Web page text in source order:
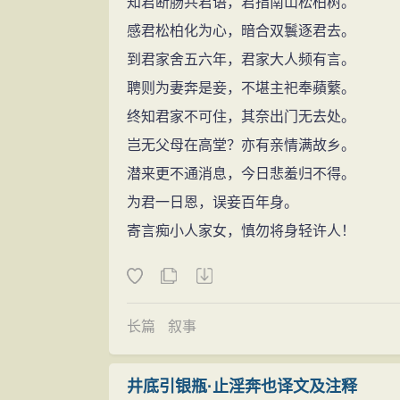
感君松柏化为心，暗合双鬟逐君去。
到君家舍五六年，君家大人频有言。
聘则为妻奔是妾，不堪主祀奉蘋蘩。
终知君家不可住，其奈出门无去处。
岂无父母在高堂？亦有亲情满故乡。
潜来更不通消息，今日悲羞归不得。
为君一日恩，误妾百年身。
寄言痴小人家女，慎勿将身轻许人！
长篇 叙事
井底引银瓶·止淫奔也译文及注释